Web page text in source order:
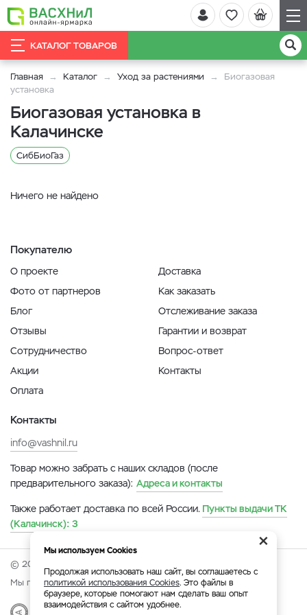
КАТАЛОГ ТОВАРОВ
Главная Каталог Уход за растениями
Биогазовая
установка
Биогазовая установка в
Калачинске
СибБиоГаз
Ничего не найдено
Покупателю
О проекте
Фото от партнеров
Блог
Отзывы
Сотрудничество
Акции
Оплата
Доставка
Как заказать
Отслеживание заказа
Гарантии и возврат
Вопрос-ответ
Контакты
Контакты
info@vashnil.ru
Товар можно забрать с наших складов (после
предварительного заказа): Адреса и контакты
Также работает доставка по всей России. Пункты выдачи ТК
(Калачинск): 3
© 2026 Онлайн-ярмарка ВАСХНиЛ.
Мы принимаем:
Разработка Веб-аналитика
×
Мы используем Cookies
Продолжая использовать наш сайт, вы соглашаетесь с
политикой использования Cookies. Это файлы в
браузере, которые помогают нам сделать ваш опыт
взаимодействия с сайтом удобнее.